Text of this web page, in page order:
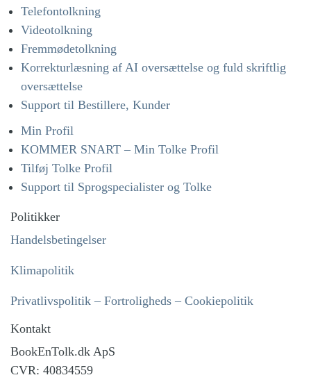
Telefontolkning
Videotolkning
Fremmødetolkning
Korrekturlæsning af AI oversættelse og fuld skriftlig
oversættelse
Support til Bestillere, Kunder
Min Profil
KOMMER SNART – Min Tolke Profil
Tilføj Tolke Profil
Support til Sprogspecialister og Tolke
Politikker
Handelsbetingelser
Klimapolitik
Privatlivspolitik – Fortroligheds – Cookiepolitik
Kontakt
BookEnTolk.dk ApS
CVR: 40834559